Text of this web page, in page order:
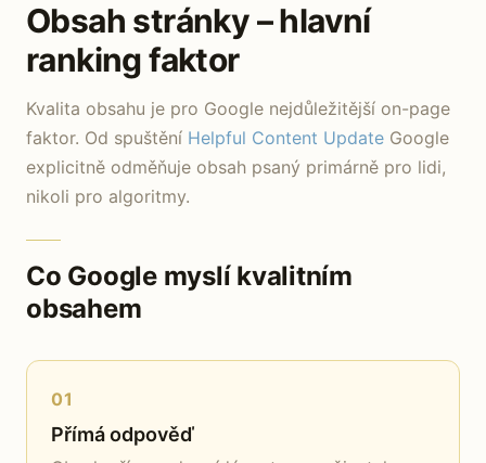
Obsah stránky – hlavní
ranking faktor
Kvalita obsahu je pro Google nejdůležitější on-page
faktor. Od spuštění Helpful Content Update Google
explicitně odměňuje obsah psaný primárně pro lidi,
nikoli pro algoritmy.
Co Google myslí kvalitním
obsahem
01
Přímá odpověď